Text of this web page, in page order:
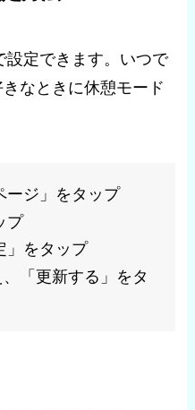
設定できます。いつで
なときに休憩モード
ージ」をタップ
プ
」をタップ
「更新する」をタ